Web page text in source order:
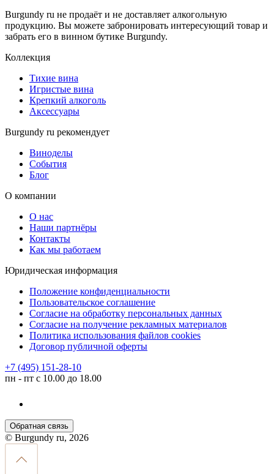
Burgundy ru не продаёт и не доставляет алкогольную
продукцию. Вы можете забронировать интересующий товар и
забрать его в винном бутике Burgundy.
Коллекция
Тихие вина
Игристые вина
Крепкий алкоголь
Аксессуары
Burgundy ru рекомендует
Виноделы
События
Блог
О компании
О нас
Наши партнёры
Контакты
Как мы работаем
Юридическая информация
Положение конфиденциальности
Пользовательское соглашение
Согласие на обработку персональных данных
Согласие на получение рекламных материалов
Политика использования файлов cookies
Договор публичной оферты
+7 (495) 151-28-10
пн - пт с 10.00 до 18.00
Обратная связь
© Burgundy ru, 2026